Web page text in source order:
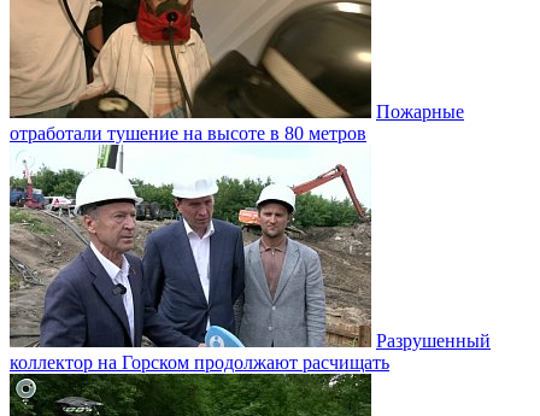
Пожарные
отработали тушение на высоте в 80 метров
Разрушенный
коллектор на Горском продолжают расчищать